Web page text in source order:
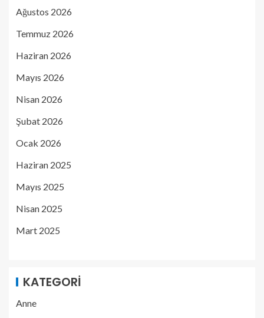
Ağustos 2026
Temmuz 2026
Haziran 2026
Mayıs 2026
Nisan 2026
Şubat 2026
Ocak 2026
Haziran 2025
Mayıs 2025
Nisan 2025
Mart 2025
KATEGORI
Anne